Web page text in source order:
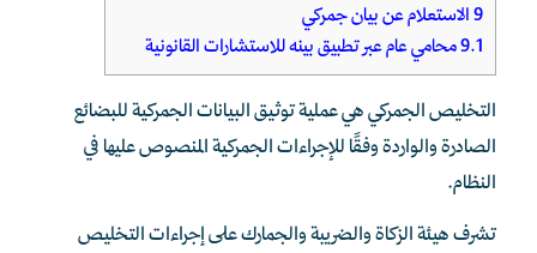
9الاستعلام عن بيان جمركي
9.1محامي عام عبر تطبيق بينه للاستشارات القانونية
التخليص الجمركي هي عملية توثيق البيانات الجمركية للبضائع
الصادرة والواردة وفقًا للإجراءات الجمركية المنصوص عليها في
النظام.
تشرف هيئة الزكاة والضريبة والجمارك على إجراءات التخليص